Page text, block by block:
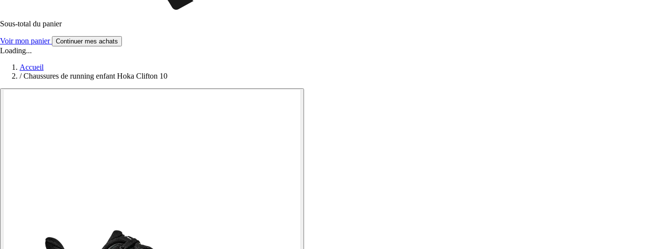
Sous-total du panier
Voir mon panier Continuer mes achats
Loading...
Accueil
/ Chaussures de running enfant Hoka Clifton 10